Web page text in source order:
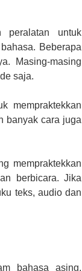
peralatan untuk
Beberapa
Masing-masing
saja.
mempraktekkan
banyak cara juga
mempraktekkan
berbicara. Jika
teks, audio dan
bahasa asing,